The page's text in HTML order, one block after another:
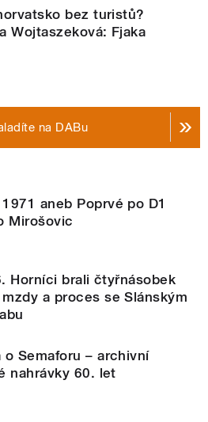
bez turistů?
Wojtaszeková: Fjaka
na DABu
aneb Poprvé po D1
Mirošovic
Horníci brali čtyřnásobek
a proces se Slánským
o Semaforu – archivní
nahrávky 60. let